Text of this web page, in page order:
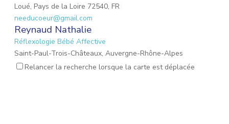
Loué, Pays de la Loire 72540, FR
needucoeur@gmail.com
Reynaud Nathalie
Réflexologie Bébé Affective
Saint-Paul-Trois-Châteaux, Auvergne-Rhône-Alpes
26130, FR
Relancer la recherche lorsque la carte est déplacée